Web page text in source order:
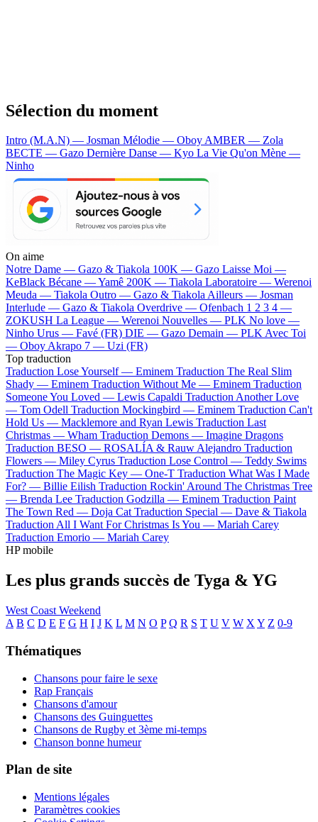
Sélection du moment
Intro (M.A.N) — Josman Mélodie — OboyAMBER — Zola
BECTE — Gazo Dernière Danse — Kyo La Vie Qu'on Mène —
Ninho
On aime
Notre Dame — Gazo & Tiakola 100K — Gazo Laisse Moi —
KeBlack Bécane —Yamê 200K — Tiakola Laboratoire — Werenoi
Meuda — Tiakola Outro — Gazo & TiakolaAilleurs — Josman
Interlude — Gazo & Tiakola Overdrive — Ofenbach 1 2 3 4 —
ZOKUSH La League — Werenoi Nouvelles — PLK No love —
Ninho Urus — Favé (FR) DIE — Gazo Demain — PLKAvec Toi
— OboyAkrapo 7 — Uzi (FR)
Top traduction
Traduction Lose Yourself — Eminem Traduction The Real Slim
Shady — Eminem Traduction Without Me — Eminem Traduction
Someone You Loved — Lewis Capaldi Traduction Another Love
— Tom Odell Traduction Mockingbird — Eminem Traduction Can't
Hold Us — Macklemore and Ryan Lewis Traduction Last
Christmas — Wham Traduction Demons — Imagine Dragons
Traduction BESO — ROSALÍA & Rauw Alejandro Traduction
Flowers — Miley Cyrus Traduction Lose Control — Teddy Swims
Traduction The Magic Key — One-T Traduction What Was I Made
For? — Billie Eilish Traduction Rockin' Around The Christmas Tree
— Brenda Lee Traduction Godzilla — Eminem Traduction Paint
The Town Red — Doja Cat Traduction Special — Dave & Tiakola
Traduction All I Want For Christmas Is You — Mariah Carey
Traduction Emorio — Mariah Carey
HP mobile
Les plus grands succès de Tyga & YG
West Coast Weekend
A B C D E F G H I J K L M N O P Q R S T U V W X Y Z 0-9
Thématiques
Chansons pour faire le sexe
Rap Français
Chansons d'amour
Chansons des Guinguettes
Chansons de Rugby et 3ème mi-temps
Chanson bonne humeur
Plan de site
Mentions légales
Paramètres cookies